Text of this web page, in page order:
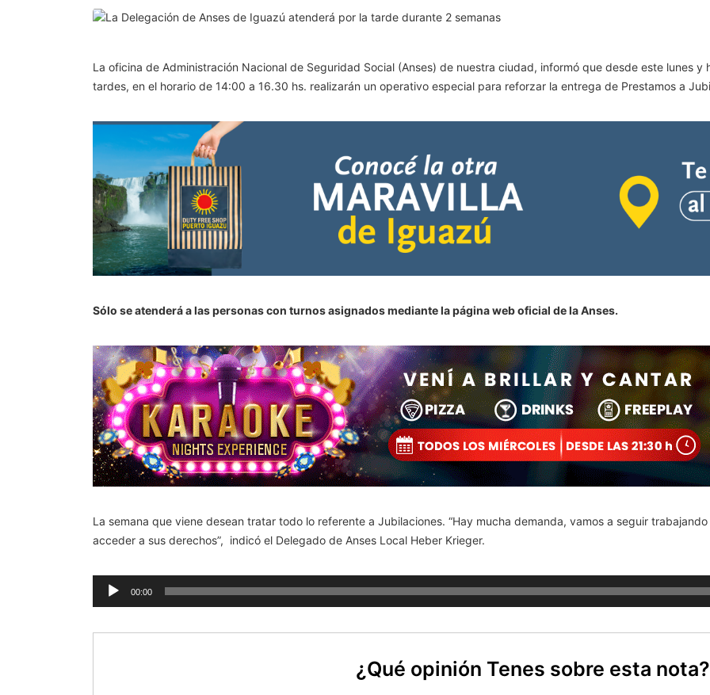
La oficina de Administración Nacional de Seguridad Social (Anses) de nuestra ciudad, informó que desde este lunes
tardes, en el horario de 14:00 a 16.30 hs. realizarán un operativo especial para reforzar la entrega de Prestamos a
Sólo se atenderá a las personas con turnos asignados mediante la página web oficial de la Anses.
La semana que viene desean tratar todo lo referente a Jubilaciones. “Hay mucha demanda, vamos a seguir
acceder a sus derechos”, indicó el Delegado de Anses Local Heber Krieger.
00:00
¿Qué opinión Tenes sobre esta nota?